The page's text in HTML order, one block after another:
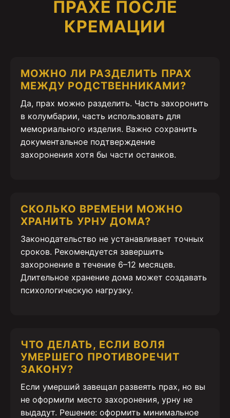
ПРАХЕ ПОСЛЕ
КРЕМАЦИИ
МОЖНО ЛИ РАЗДЕЛИТЬ ПРАХ
МЕЖДУ РОДСТВЕННИКАМИ?
Да, прах можно разделить. Часть захоронить
в колумбарии, часть использовать для
мемориального изделия. Важно сохранить
документальное подтверждение
захоронения хотя бы части останков.
СКОЛЬКО ВРЕМЕНИ МОЖНО
ХРАНИТЬ УРНУ ДОМА?
Законодательство не устанавливает точных
сроков. Рекомендуется завершить
захоронение в течение 6–12 месяцев.
Длительное хранение дома может создавать
психологическую нагрузку.
ЧТО ДЕЛАТЬ, ЕСЛИ ВОЛЯ
УМЕРШЕГО ПРОТИВОРЕЧИТ
ЗАКОНУ?
Если умерший завещал развеять прах, но вы
не оформили место захоронения, урну не
выдадут. Решение: оформить минимальное